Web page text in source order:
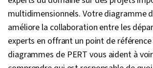
Objectifs intelligents, Cadres de
responsabilité, Mesure de la
Rédaction commerciale,
prenantes, Gestion des
multidimensionnels. Votre diagramme
améliore la collaboration entre les
experts en offrant un point de
diagrammes de PERT vous aident à